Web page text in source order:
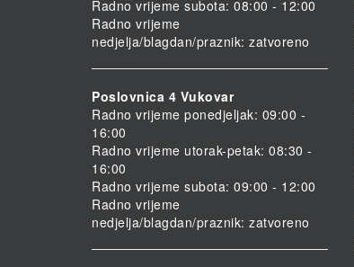
Radno vrijeme subota: 08:00 - 12:00
Radno vrijeme
nedjelja/blagdan/praznik: zatvoreno
Poslovnica 4 Vukovar
Radno vrijeme ponedjeljak: 09:00 -
16:00
Radno vrijeme utorak-petak: 08:30 -
16:00
Radno vrijeme subota: 09:00 - 12:00
Radno vrijeme
nedjelja/blagdan/praznik: zatvoreno